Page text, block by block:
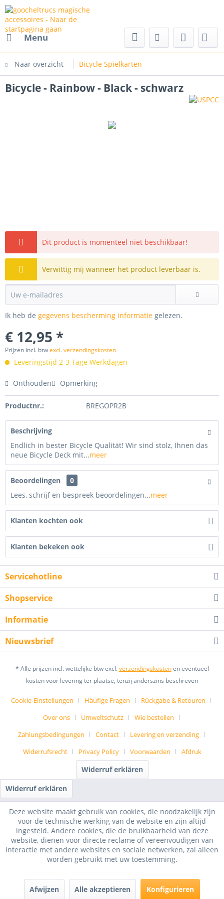
Menu
Naar overzicht Bicycle Spielkarten
magische accessoires
Bicycle - Rainbow - Black - schwarz
Dit product is momenteel niet beschikbaar!
Verwittig mij wanneer het product leverbaar is.
Ik heb de gegevens bescherming informatie gelezen.
€ 12,95 *
Prijzen incl. btwexcl. verzendingskosten
Leveringstijd 2-3 Tage Werkdagen
Onthouden Opmerking
Productnr.: BREGOPR2B
Beschrijving
Endlich in bester Bicycle Qualität! Wir sind stolz, Ihnen das
neue Bicycle Deck mit...meer
Beoordelingen
0
Lees, schrijf en bespreek beoordelingen...meer
Klanten kochten ook
Klanten bekeken ook
Servicehotline
Shopservice
Informatie
Nieuwsbrief
* Alle prijzen incl. wettelijke btw excl.verzendingskostenen eventueel
kosten voor levering ter plaatse, tenzij anderszins beschreven
Cookie-Einstellungen Häufige Fragen
Rückgabe & Retouren
Over ons
Umweltschutz
Wie bestellen
Zahlungsbedingungen
Contact
Levering en verzending
Widerrufsrecht
Privacy Policy Voorwaarden Afdruk
Widerruf erklären
Deze website maakt gebruik van cookies, die noodzakelijk zijn
voor de technische werking van de website en zijn altijd
ingesteld. Andere cookies, die de bruikbaarheid van deze
website, dienen voor directe reclame of vereenvoudigen van
interactie met andere websites en sociale netwerken, zal alleen
worden gebruikt met uw toestemming.
Afwijzen Alle akzeptieren Konfigurieren
Widerruf erklären